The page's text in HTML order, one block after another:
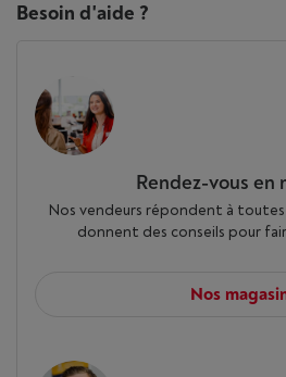
Besoin d'aide ?
Rendez-vous en
Nos vendeurs répondent à
donnent des conseils pour
Nos